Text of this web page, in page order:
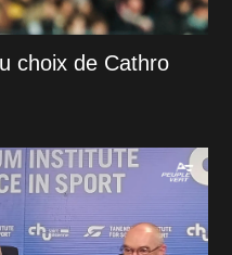
choix de Cathro